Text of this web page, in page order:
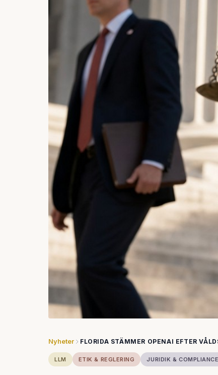
Nyheter FLORIDA STÄMMER OPENAI EFTER
LLM ETIK & REGLERING JURIDIK & COMPLIANCE